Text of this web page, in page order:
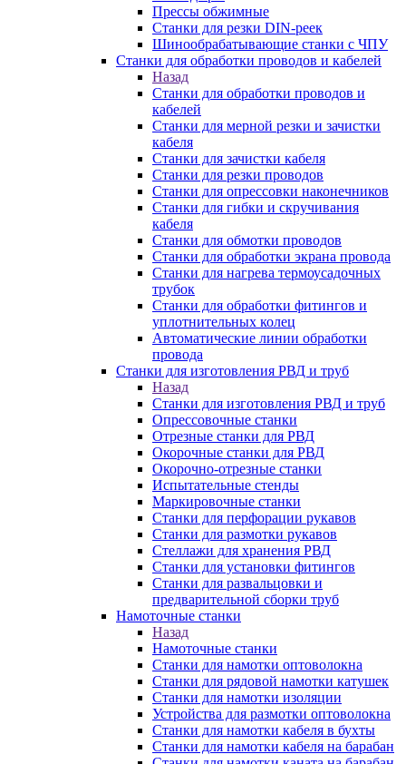
Прессы обжимные
Станки для резки DIN-реек
Шинообрабатывающие станки с ЧПУ
Станки для обработки проводов и кабелей
Назад
Станки для обработки проводов и
кабелей
Станки для мерной резки и зачистки
кабеля
Станки для зачистки кабеля
Станки для резки проводов
Станки для опрессовки наконечников
Станки для гибки и скручивания
кабеля
Станки для обмотки проводов
Станки для обработки экрана провода
Станки для нагрева термоусадочных
трубок
Станки для обработки фитингов и
уплотнительных колец
Автоматические линии обработки
провода
Станки для изготовления РВД и труб
Назад
Станки для изготовления РВД и труб
Опрессовочные станки
Отрезные станки для РВД
Окорочные станки для РВД
Окорочно-отрезные станки
Испытательные стенды
Маркировочные станки
Станки для перфорации рукавов
Станки для размотки рукавов
Стеллажи для хранения РВД
Станки для установки фитингов
Станки для развальцовки и
предварительной сборки труб
Намоточные станки
Назад
Намоточные станки
Станки для намотки оптоволокна
Станки для рядовой намотки катушек
Станки для намотки изоляции
Устройства для размотки оптоволокна
Станки для намотки кабеля в бухты
Станки для намотки кабеля на барабан